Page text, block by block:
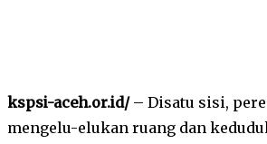
kspsi-aceh.or.id/– Disatu sisi,
mengelu-elukan ruang dan